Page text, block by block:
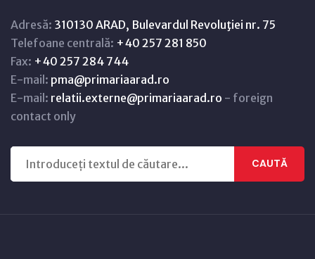
Adresă: 310130 ARAD, Bulevardul Revoluţiei nr. 75
Telefoane centrală: +40 257 281 850
Fax: +40 257 284 744
E-mail: pma@primariaarad.ro
E-mail: relatii.externe@primariaarad.ro - foreign
contact only
CAUTĂ